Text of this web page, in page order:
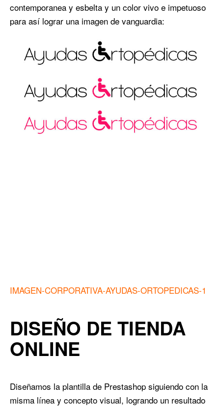
contemporanea y esbelta y un color vivo e impetuoso
para así lograr una imagen de vanguardia:
IMAGEN-CORPORATIVA-AYUDAS-ORTOPEDICAS-1
DISEÑO DE TIENDA
ONLINE
Diseñamos la plantilla de Prestashop siguiendo con la
misma línea y concepto visual, logrando un resultado